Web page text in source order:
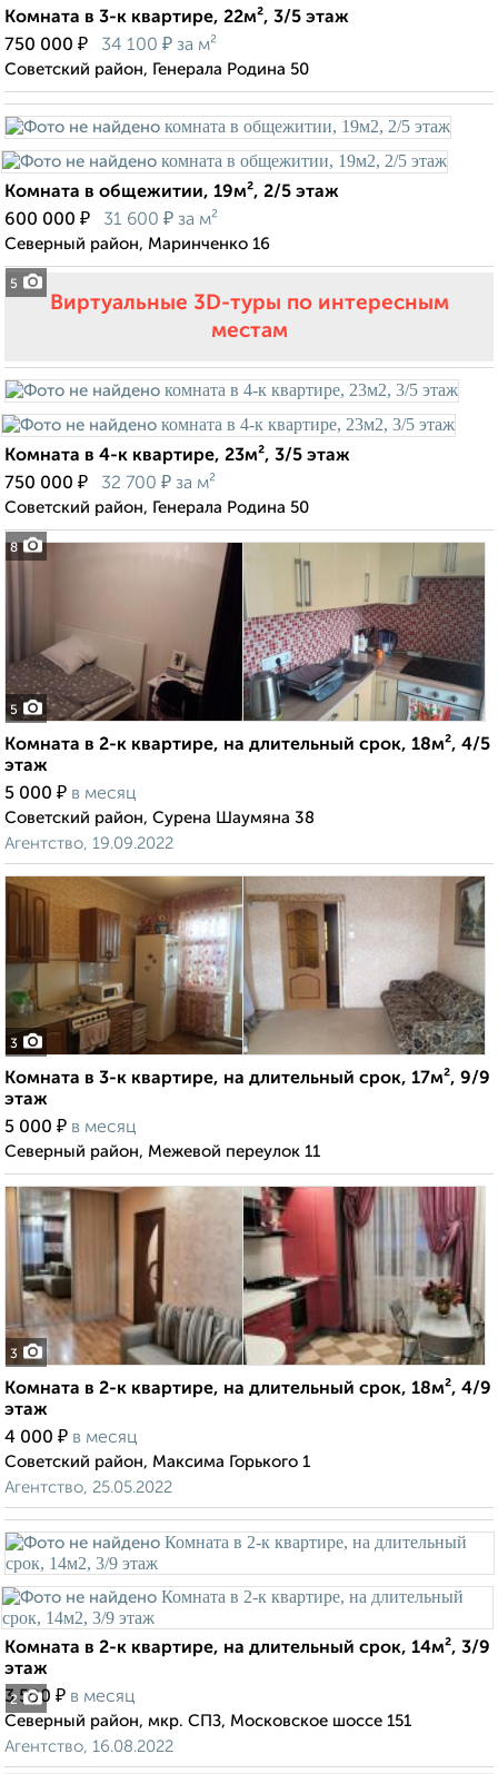
Комната в 3-к квартире, 22м², 3/5 этаж
750 000 ₽ 34 100 ₽ за м²
Советский район, Генерала Родина 50
5
Комната в общежитии, 19м², 2/5 этаж
600 000 ₽ 31 600 ₽ за м²
Северный район, Маринченко 16
Виртуальные 3D-туры по интересным
местам
8
Комната в 4-к квартире, 23м², 3/5 этаж
750 000 ₽ 32 700 ₽ за м²
Советский район, Генерала Родина 50
5
Комната в 2-к квартире, на длительный срок, 18м², 4/5
этаж
5 000 ₽ в месяц
Советский район, Сурена Шаумяна 38
Агентство, 19.09.2022
3
Комната в 3-к квартире, на длительный срок, 17м², 9/9
этаж
5 000 ₽ в месяц
Северный район, Межевой переулок 11
3
Комната в 2-к квартире, на длительный срок, 18м², 4/9
этаж
4 000 ₽ в месяц
Советский район, Максима Горького 1
Агентство, 25.05.2022
2
Комната в 2-к квартире, на длительный срок, 14м², 3/9
этаж
3 500 ₽ в месяц
Северный район, мкр. СПЗ, Московское шоссе 151
Агентство, 16.08.2022